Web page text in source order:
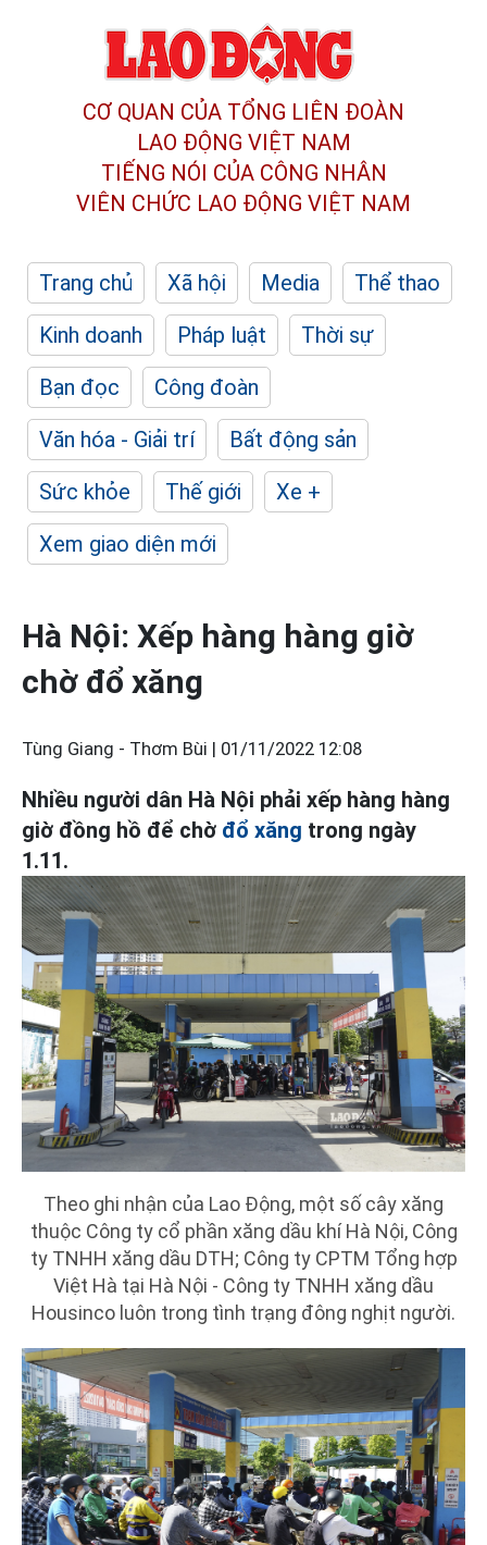
CƠ QUAN CỦA TỔNG LIÊN ĐOÀN
LAO ĐỘNG VIỆT NAM
TIẾNG NÓI CỦA CÔNG NHÂN
VIÊN CHỨC LAO ĐỘNG VIỆT NAM
Trang chủ Xã hội Media
Thể thao
Kinh doanh
Pháp luật
Thời sự
Bạn đọc
Công đoàn
Văn hóa - Giải trí
Bất động sản
Sức khỏe
Thế giới
Xe +
Xem giao diện mới
Hà Nội: Xếp hàng hàng giờ
chờ đổ xăng
Tùng Giang - Thơm Bùi | 01/11/2022 12:08
Nhiều người dân Hà Nội phải xếp hàng hàng
giờ đồng hồ để chờ đổ xăng trong ngày
1.11.
Theo ghi nhận của Lao Động, một số cây xăng
thuộc Công ty cổ phần xăng dầu khí Hà Nội, Công
ty TNHH xăng dầu DTH; Công ty CPTM Tổng hợp
Việt Hà tại Hà Nội - Công ty TNHH xăng dầu
Housinco luôn trong tình trạng đông nghịt người.